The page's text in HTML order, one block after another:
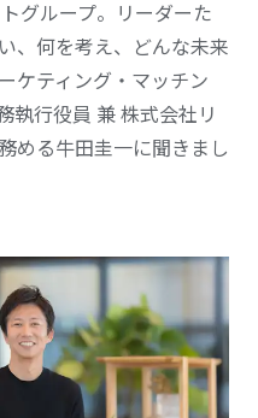
グループ。リーダーた
、何を考え、どんな未来
ケティング・マッチン
執行役員 兼 株式会社リ
める牛田圭一に聞きまし